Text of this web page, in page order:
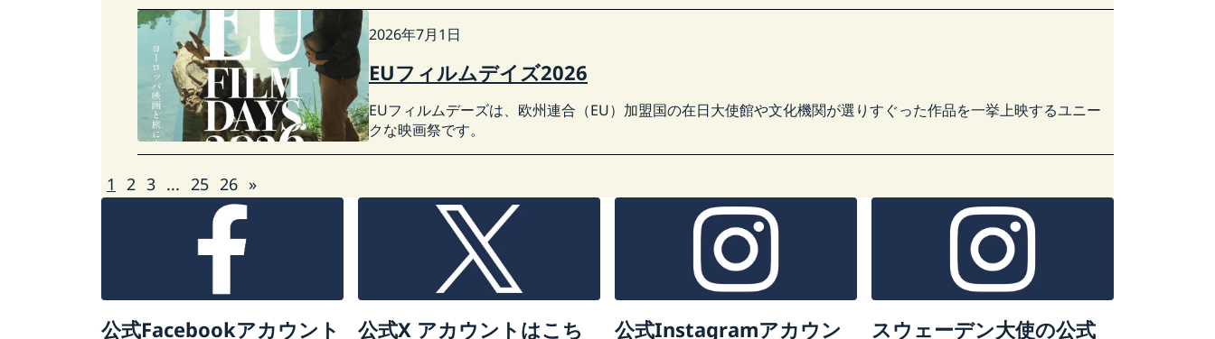
2026年7月1日
EUフィルムデイズ2026
EUフィルムデーズは、欧州連合（EU）加盟国の在日大使館や文化機関が選りすぐった作品を一挙上映するユニー
クな映画祭です。
1 2 3 ... 25 26 »
公式Facebookアカウント
公式X アカウントはこち
公式Instagramアカウン
スウェーデン大使の公式